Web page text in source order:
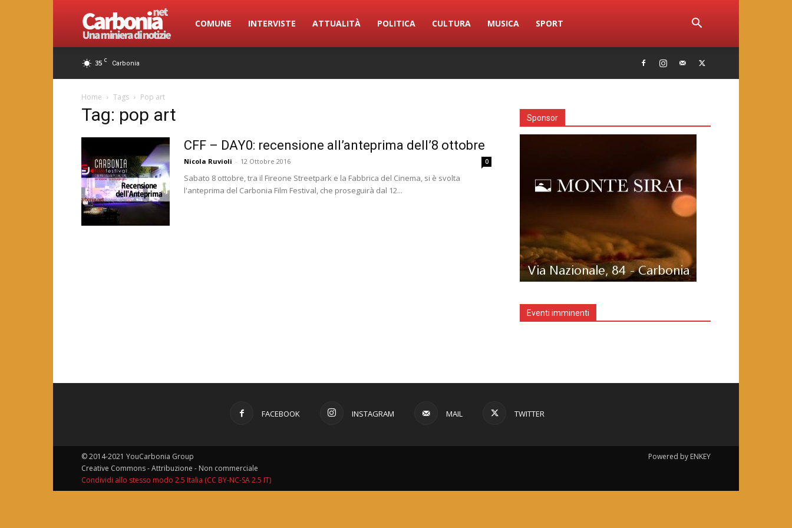
Carbonia.net
COMUNE INTERVISTE ATTUALITÀ POLITICA CULTURA MUSICA SPORT
35 C Carbonia
Home Tags Pop art
Tag: pop art
CFF – DAY0: recensione all’anteprima dell’8 ottobre
Nicola Ruvioli - 12 Ottobre 2016 0
Sabato 8 ottobre, tra il Fireone Streetpark e la Fabbrica del Cinema, si è svolta
l'anteprima del Carbonia Film Festival, che proseguirà dal 12...
Sponsor
Eventi imminenti
FACEBOOK INSTAGRAM MAIL TWITTER
Powered by ENKEY
© 2014-2021 YouCarbonia Group
Creative Commons - Attribuzione - Non commerciale
Condividi allo stesso modo 2.5 Italia (CC BY-NC-SA 2.5 IT)